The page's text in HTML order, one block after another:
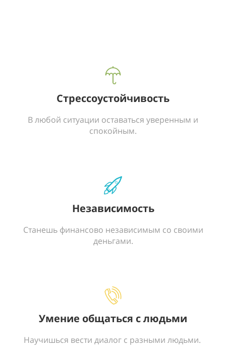
Стрессоустойчивость
В любой ситуации оставаться уверенным и
спокойным.
Независимость
Станешь финансово независимым со своими
деньгами.
Умение общаться с людьми
Научишься вести диалог с разными людьми.